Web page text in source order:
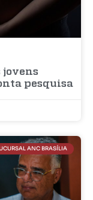
jovens
pesquisa
ANC BRASÍLIA